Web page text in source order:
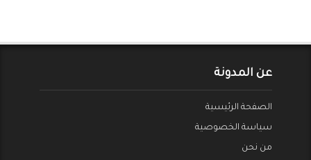
عن المدونة
الصفحة الرئيسية
سياسة الخصوصية
من نحن